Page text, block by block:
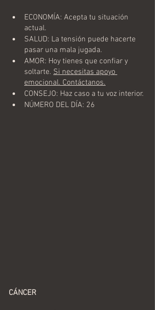
ECONOMÍA: Acepta tu situación
actual.
SALUD: La tensión puede hacerte
pasar una mala jugada.
AMOR: Hoy tienes que confiar y
soltarte. Si necesitas apoyo
emocional. Contáctanos.
CONSEJO: Haz caso a tu voz interior.
NÚMERO DEL DÍA: 26
CÁNCER